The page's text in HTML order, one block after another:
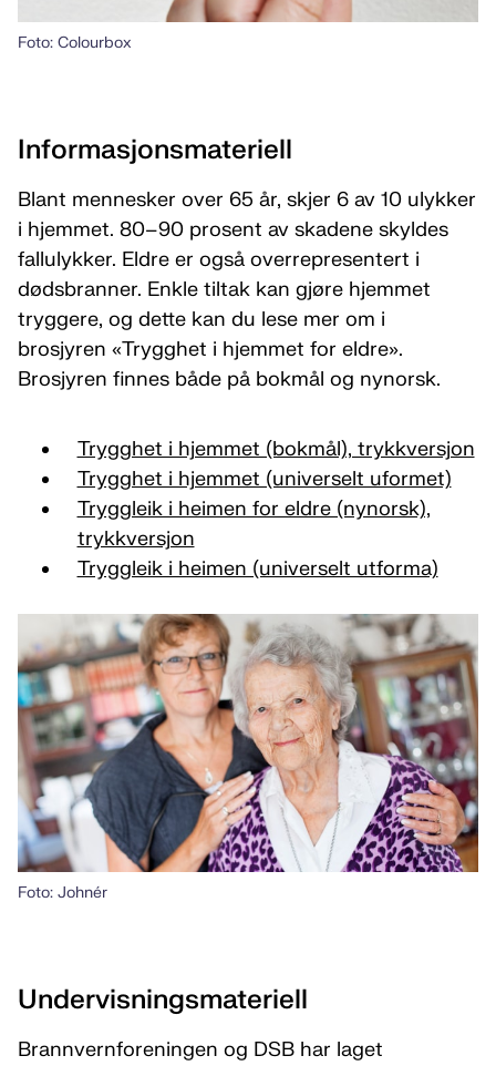
Foto: Colourbox
Informasjonsmateriell
Blant mennesker over 65 år, skjer 6 av 10 ulykker
i hjemmet. 80–90 prosent av skadene skyldes
fallulykker. Eldre er også overrepresentert i
dødsbranner. Enkle tiltak kan gjøre hjemmet
tryggere, og dette kan du lese mer om i
brosjyren «Trygghet i hjemmet for eldre».
Brosjyren finnes både på bokmål og nynorsk.
Trygghet i hjemmet (bokmål), trykkversjon
Trygghet i hjemmet (universelt uformet)
Tryggleik i heimen for eldre (nynorsk),
trykkversjon
Tryggleik i heimen (universelt utforma)
Foto: Johnér
Undervisningsmateriell
Brannvernforeningen og DSB har laget